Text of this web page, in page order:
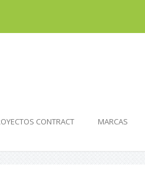
CONTRACT MARCAS